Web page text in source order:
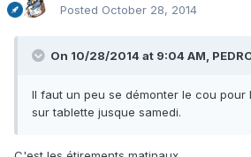
Posted October 28, 2014
On 10/28/2014 at 9:04 AM,
Il faut un peu se démonter le cou pour
sur tablette jusque samedi.